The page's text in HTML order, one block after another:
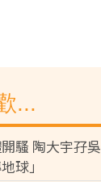
...
騷 陶大宇孖吳
球」